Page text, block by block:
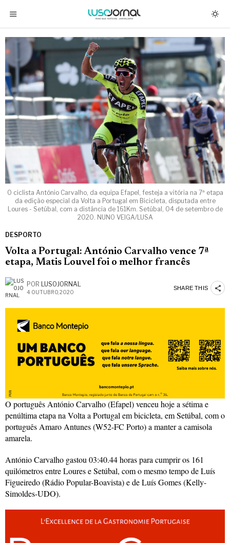
O ciclista António Carvalho, da equipa Efapel, festeja a vitória na 7ª etapa
da edição especial da Volta a Portugal em Bicicleta, disputada entre
Loures - Setúbal, com a distância de 161Km. Setúbal, 04 de setembro de
2020. NUNO VEIGA/LUSA
DESPORTO
Volta a Portugal: António Carvalho vence 7ª
etapa, Matis Louvel foi o melhor francês
POR LUSOJORNAL
4 OUTUBRO, 2020
SHARE THIS
O português António Carvalho (Efapel) venceu hoje a sétima e
penúltima etapa na Volta a Portugal em bicicleta, em Setúbal, com o
português Amaro Antunes (W52-FC Porto) a manter a camisola
amarela.
António Carvalho gastou 03:40.44 horas para cumprir os 161
quilómetros entre Loures e Setúbal, com o mesmo tempo de Luís
Figueiredo (Rádio Popular-Boavista) e de Luís Gomes (Kelly-
Simoldes-UDO).